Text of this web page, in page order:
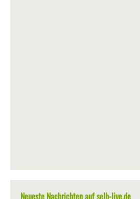
Neueste Nachrichten auf selb-live.de